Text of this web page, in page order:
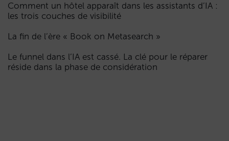
Comment un hôtel apparaît dans les assistants d’IA :
les trois couches de visibilité
La fin de l’ère « Book on Metasearch »
Le funnel dans l’IA est cassé. La clé pour le réparer
réside dans la phase de considération